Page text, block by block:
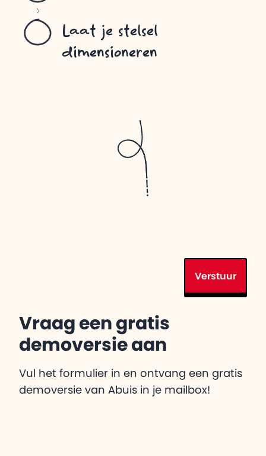
Laat je stelsel
dimensioneren
Verstuur
Vraag een gratis
demoversie aan
Vul het formulier in en ontvang een gratis
demoversie van Abuis in je mailbox!